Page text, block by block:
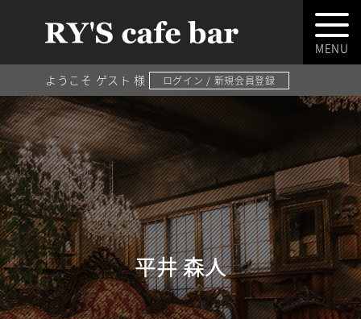
ようこそ ゲスト 様 ログイン / 新規会員登録
平井 森人